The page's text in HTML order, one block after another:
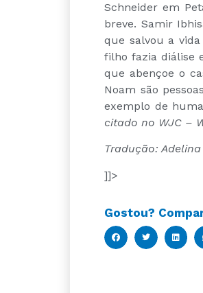
Schneider em
breve. Samir
que salvou a
filho fazia diálise
que abençoe o
Noam são
exemplo de
citado no WJC –
Tradução:
]]>
Gostou?